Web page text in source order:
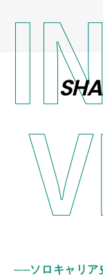
──ソロキャリア